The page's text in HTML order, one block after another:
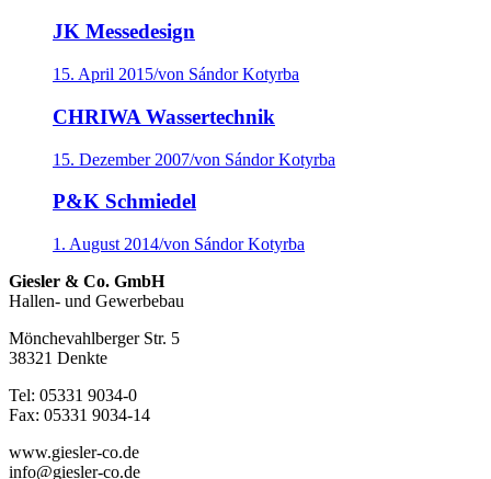
JK Messedesign
15. April 2015/von Sándor Kotyrba
CHRIWA Wassertechnik
15. Dezember 2007/von Sándor Kotyrba
P&K Schmiedel
1. August 2014/von Sándor Kotyrba
Giesler & Co. GmbH
Hallen- und Gewerbebau
Mönchevahlberger Str. 5
38321 Denkte
Tel: 05331 9034-0
Fax: 05331 9034-14
www.giesler-co.de
info@giesler-co.de